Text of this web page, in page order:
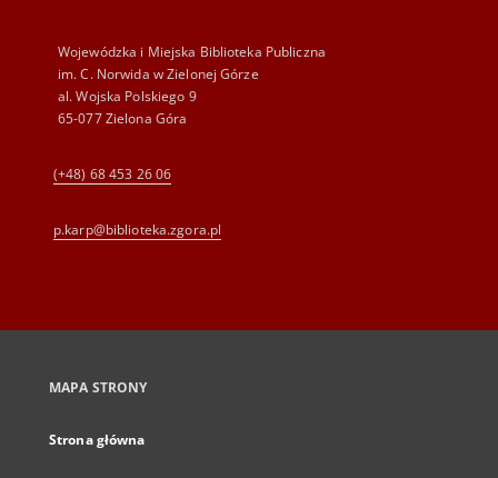
Wojewódzka i Miejska Biblioteka Publiczna
im. C. Norwida w Zielonej Górze
al. Wojska Polskiego 9
65-077 Zielona Góra
(+48) 68 453 26 06
p.karp@biblioteka.zgora.pl
MAPA STRONY
Strona główna